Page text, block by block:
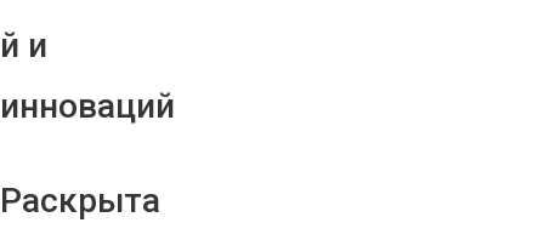
й и
инноваций
Раскрыта